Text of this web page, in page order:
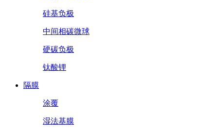
硅基负极
中间相碳微球
硬碳负极
钛酸锂
隔膜
涂覆
湿法基膜